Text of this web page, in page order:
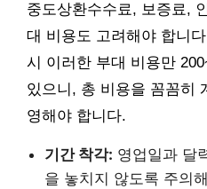
중도상환수수료, 보증료,
대 비용도 고려해야 합니
시 이러한 부대 비용만
있으니, 총 비용을 꼼꼼히
영해야 합니다.
기간 착각: 영업일과 달
을 놓치지 않도록 주의